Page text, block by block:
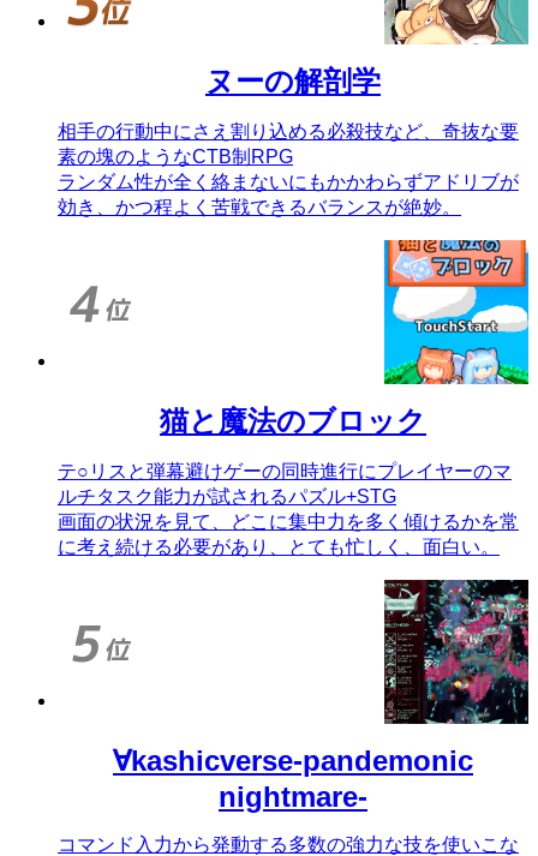
ヌーの解剖学
相手の行動中にさえ割り込める必殺技など、奇抜な要
素の塊のようなCTB制RPG
ランダム性が全く絡まないにもかかわらずアドリブが
効き、かつ程よく苦戦できるバランスが絶妙。
猫と魔法のブロック
テ○リスと弾幕避けゲーの同時進行にプレイヤーのマ
ルチタスク能力が試されるパズル+STG
画面の状況を見て、どこに集中力を多く傾けるかを常
に考え続ける必要があり、とても忙しく、面白い。
∀kashicverse-pandemonic
nightmare-
コマンド入力から発動する多数の強力な技を使いこな